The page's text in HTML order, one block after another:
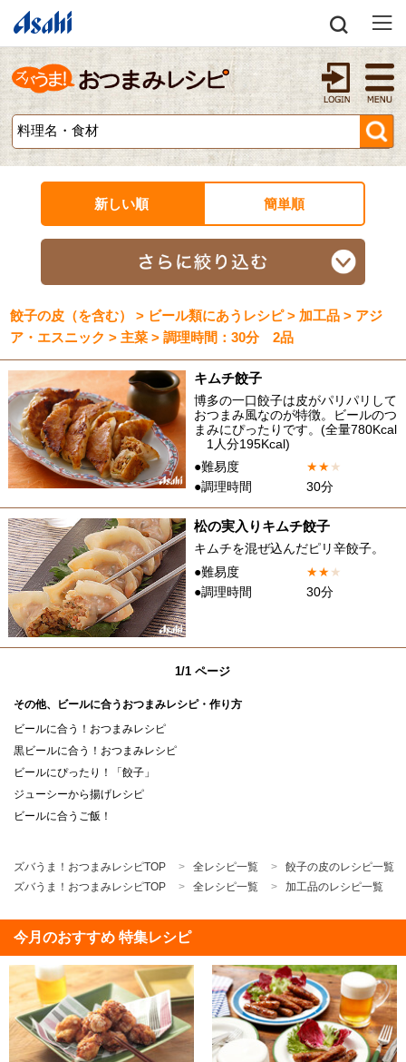
新しい順 簡単順
餃子の皮（を含む） > ビール類にあうレシピ > 加工品 > アジ
ア・エスニック > 主菜 > 調理時間：30分 2品
キムチ餃子
博多の一口餃子は皮がパリパリして
おつまみ風なのが特徴。ビールのつ
まみにぴったりです。(全量780Kcal
1人分195Kcal)
●難易度
★★★
●調理時間
30分
松の実入りキムチ餃子
キムチを混ぜ込んだピリ辛餃子。
●難易度
★★★
●調理時間
30分
1/1 ページ
その他、ビールに合うおつまみレシピ・作り方
ビールに合う！おつまみレシピ
黒ビールに合う！おつまみレシピ
ビールにぴったり！「餃子」
ジューシーから揚げレシピ
ビールに合うご飯！
ズバうま！おつまみレシピTOP 全レシピ一覧
餃子の皮のレシピ一覧
ズバうま！おつまみレシピTOP
全レシピ一覧 加工品のレシピ一覧
今月のおすすめ 特集レシピ